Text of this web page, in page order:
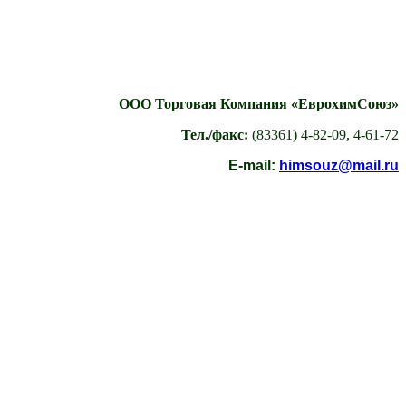
ООО Торговая Компания «ЕврохимСоюз»
Тел./факс: (83361) 4-82-09, 4-61-72
E-mail: himsouz@mail.ru